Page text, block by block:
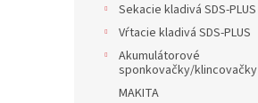
Sekacie kladivá SDS-PLUS
Vŕtacie kladivá SDS-PLUS
Akumulátorové
sponkovačky/klincovačky
MAKITA